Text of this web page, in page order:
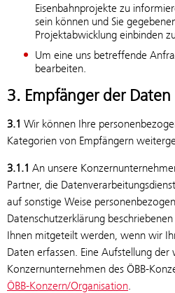
Eisenbahnprojekte zu
sein können und Sie
Projektabwicklung einbinden
Um eine uns betreffende
bearbeiten.
3. Empfänger der Daten
3.1 Wir können Ihre
Kategorien von Empfängern
3.1.1 An unsere
Partner, die
auf sonstige Weise
Datenschutzerklärung
Ihnen mitgeteilt werden, wenn wir
Daten erfassen. Eine Aufstellung der
Konzernunternehmen des ÖBB-
ÖBB-Konzern/Organisation.